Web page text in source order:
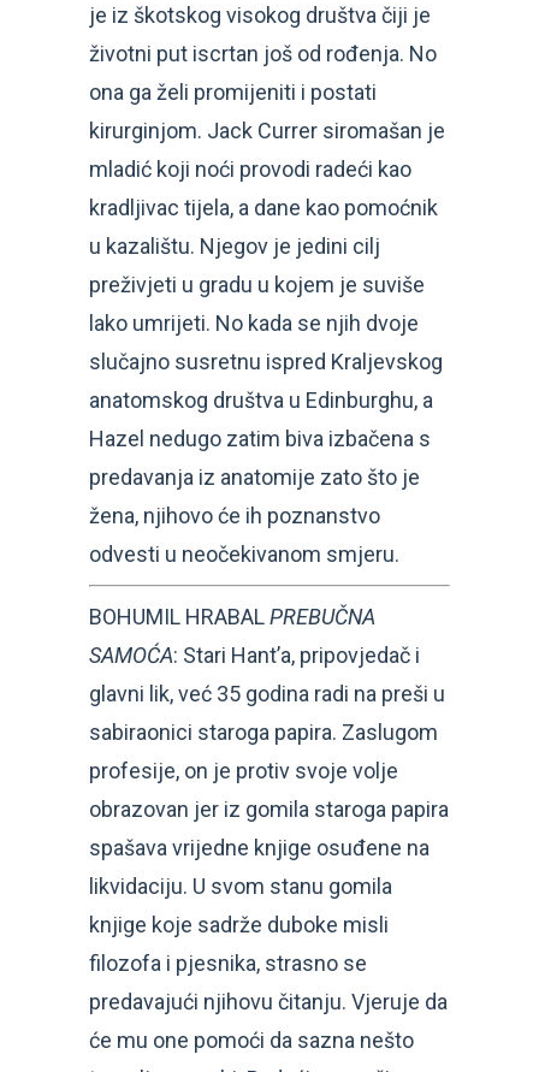
je iz škotskog visokog društva čiji je
životni put iscrtan još od rođenja. No
ona ga želi promijeniti i postati
kirurginjom. Jack Currer siromašan je
mladić koji noći provodi radeći kao
kradljivac tijela, a dane kao pomoćnik
u kazalištu. Njegov je jedini cilj
preživjeti u gradu u kojem je suviše
lako umrijeti. No kada se njih dvoje
slučajno susretnu ispred Kraljevskog
anatomskog društva u Edinburghu, a
Hazel nedugo zatim biva izbačena s
predavanja iz anatomije zato što je
žena, njihovo će ih poznanstvo
odvesti u neočekivanom smjeru.
BOHUMIL HRABALPREBUČNA
SAMOĆA: Stari Hant’a, pripovjedač i
glavni lik, već 35 godina radi na preši u
sabiraonici staroga papira. Zaslugom
profesije, on je protiv svoje volje
obrazovan jer iz gomila staroga papira
spašava vrijedne knjige osuđene na
likvidaciju. U svom stanu gomila
knjige koje sadrže duboke misli
filozofa i pjesnika, strasno se
predavajući njihovu čitanju. Vjeruje da
će mu one pomoći da sazna nešto